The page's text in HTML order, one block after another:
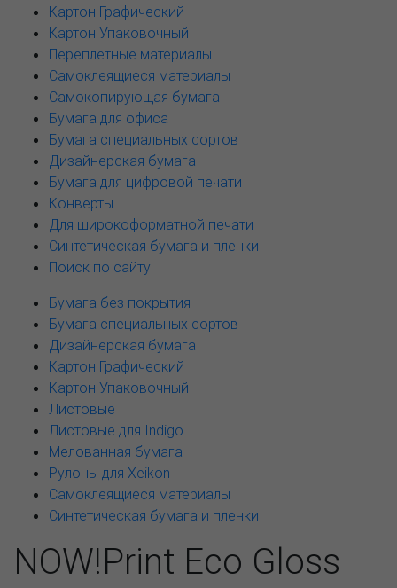
Картон Графический
Картон Упаковочный
Переплетные материалы
Самоклеящиеся материалы
Самокопирующая бумага
Бумага для офиса
Бумага специальных сортов
Дизайнерская бумага
Бумага для цифровой печати
Конверты
Для широкоформатной печати
Синтетическая бумага и пленки
Поиск по сайту
Бумага без покрытия
Бумага специальных сортов
Дизайнерская бумага
Картон Графический
Картон Упаковочный
Листовые
Листовые для Indigo
Мелованная бумага
Рулоны для Xeikon
Самоклеящиеся материалы
Синтетическая бумага и пленки
NOW!Print Eco Gloss